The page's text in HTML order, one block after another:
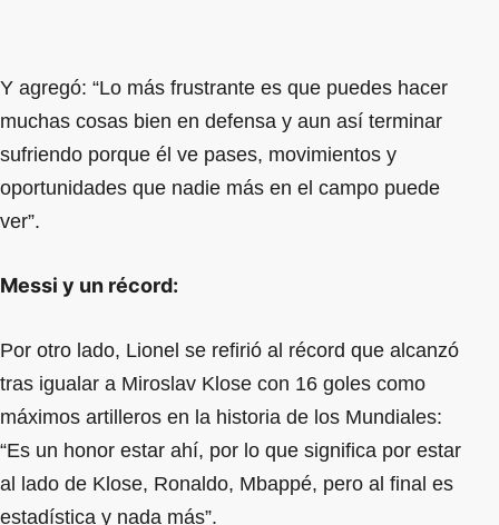
Y agregó: “Lo más frustrante es que puedes hacer
muchas cosas bien en defensa y aun así terminar
sufriendo porque él ve pases, movimientos y
oportunidades que nadie más en el campo puede
ver”.
Messi y un récord:
Por otro lado, Lionel se refirió al récord que alcanzó
tras igualar a Miroslav Klose con 16 goles como
máximos artilleros en la historia de los Mundiales:
“Es un honor estar ahí, por lo que significa por estar
al lado de Klose, Ronaldo, Mbappé, pero al final es
estadística y nada más”.